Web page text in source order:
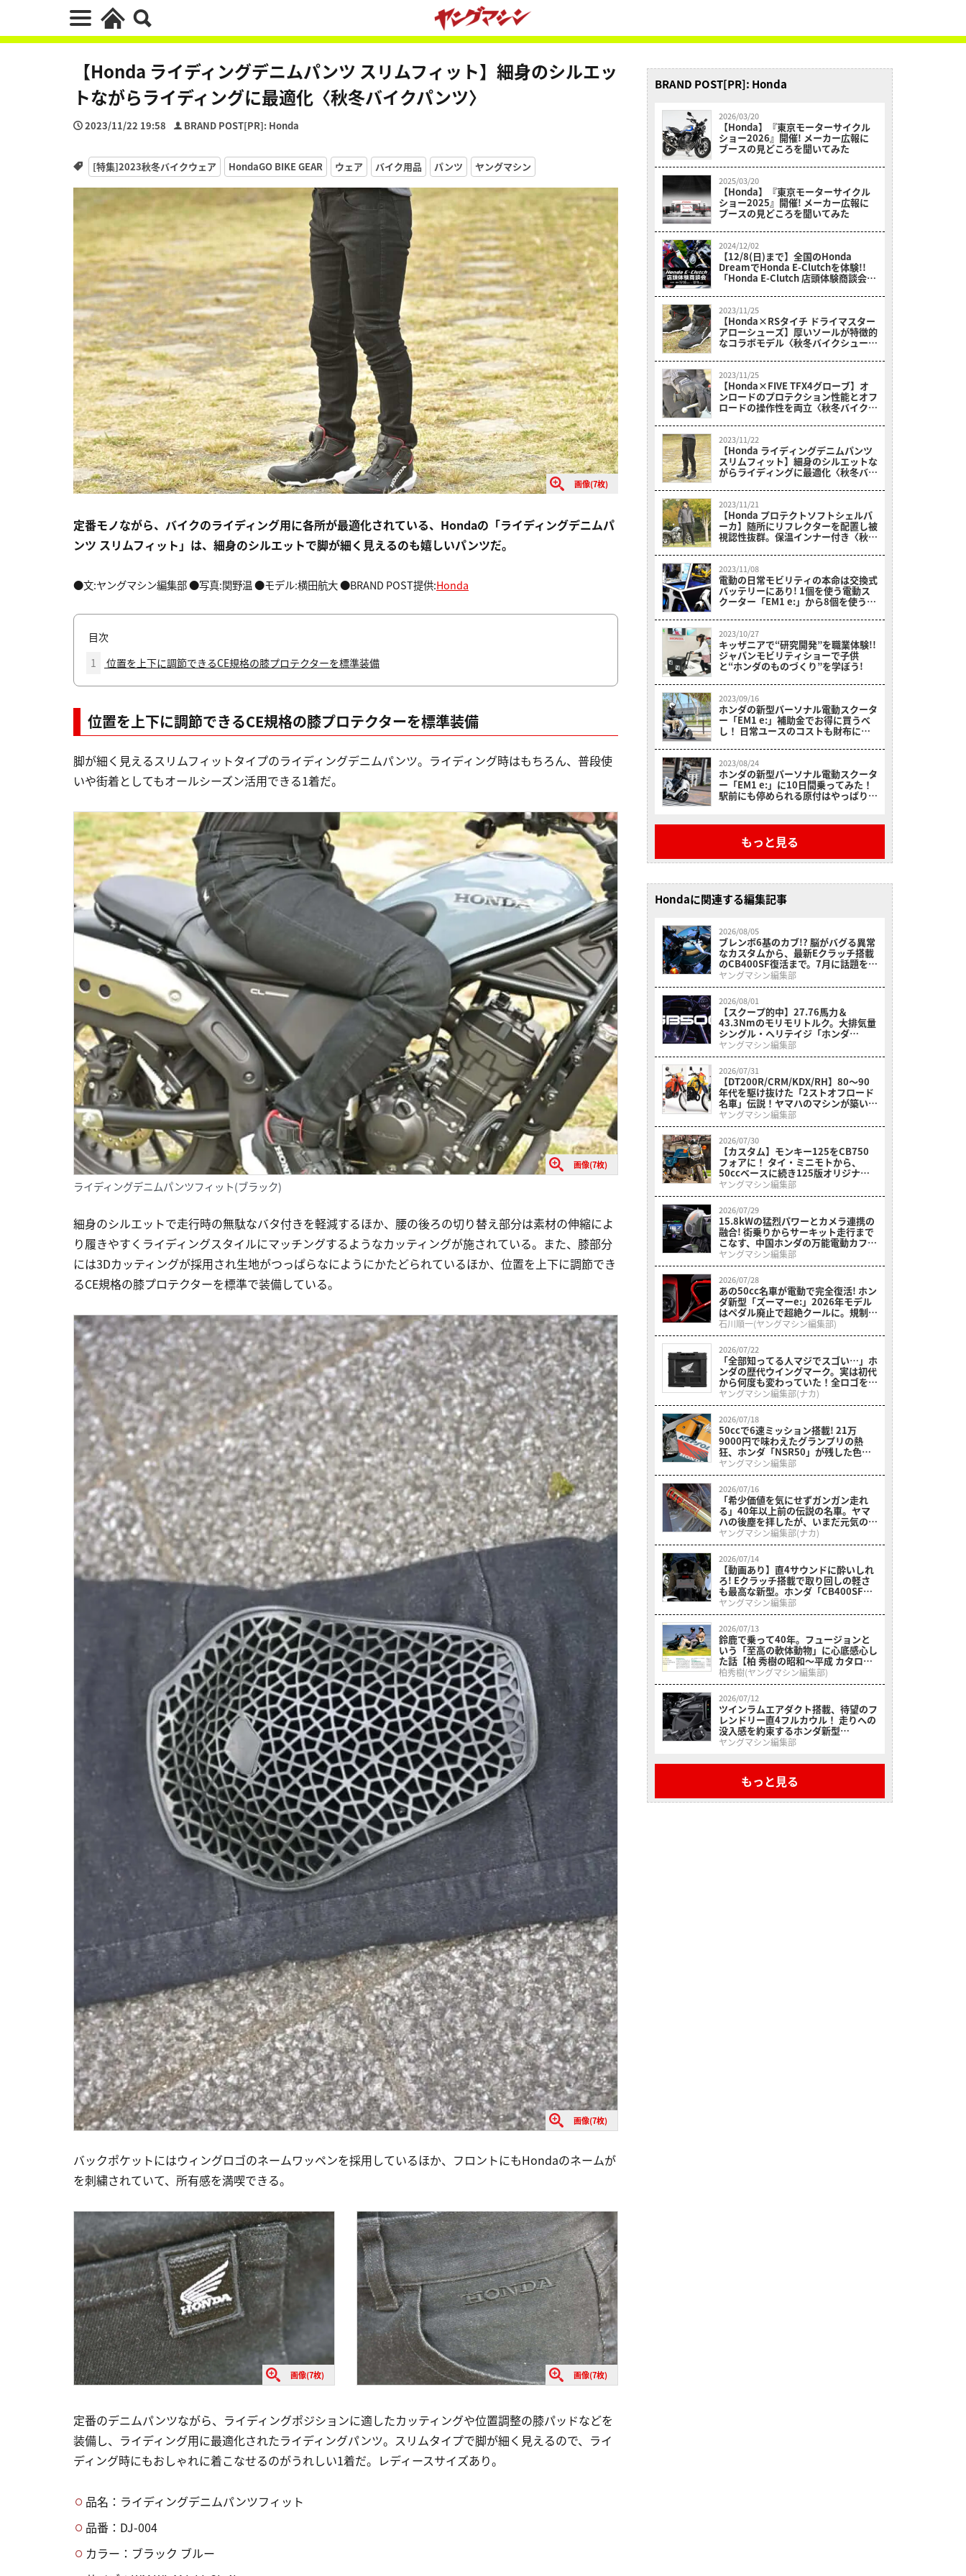
【Honda ライディングデニムパンツ スリムフィット】細身のシルエッ
トながらライディングに最適化〈秋冬バイクパンツ〉
2023/11/22 19:58 BRAND POST[PR]: Honda
[特集]2023秋冬バイクウェア HondaGO BIKE GEAR ウェア バイク用品 パンツ ヤングマシン
画像(7枚)
定番モノながら、バイクのライディング用に各所が最適化されている、Hondaの「ライディングデニムパ
ンツ スリムフィット」は、細身のシルエットで脚が細く見えるのも嬉しいパンツだ。
●文:ヤングマシン編集部 ●写真:関野温 ●モデル:横田航大 ●BRAND POST提供:Honda
目次
1
位置を上下に調節できるCE規格の膝プロテクターを標準装備
位置を上下に調節できるCE規格の膝プロテクターを標準装備
脚が細く見えるスリムフィットタイプのライディングデニムパンツ。ライディング時はもちろん、普段使
いや街着としてもオールシーズン活用できる1着だ。
画像(7枚)
ライディングデニムパンツフィット(ブラック)
細身のシルエットで走行時の無駄なバタ付きを軽減するほか、腰の後ろの切り替え部分は素材の伸縮によ
り履きやすくライディングスタイルにマッチングするようなカッティングが施されている。また、膝部分
には3Dカッティングが採用され生地がつっぱらなにようにかたどられているほか、位置を上下に調節でき
るCE規格の膝プロテクターを標準で装備している。
画像(7枚)
バックポケットにはウィングロゴのネームワッペンを採用しているほか、フロントにもHondaのネームが
を刺繍されていて、所有感を満喫できる。
画像(7枚) 画像(7枚)
定番のデニムパンツながら、ライディングポジションに適したカッティングや位置調整の膝パッドなどを
装備し、ライディング用に最適化されたライディングパンツ。スリムタイプで脚が細く見えるので、ライ
ディング時にもおしゃれに着こなせるのがうれしい1着だ。レディースサイズあり。
品名：ライディングデニムパンツフィット
品番：DJ-004
カラー：ブラック ブルー
BRAND POST[PR]: Honda
2026/03/20
【Honda】『東京モーターサイクル
ショー2026』開催! メーカー広報に
ブースの見どころを聞いてみた
2025/03/20
【Honda】『東京モーターサイクル
ショー2025』開催! メーカー広報に
ブースの見どころを聞いてみた
2024/12/02
【12/8(日)まで】全国のHonda
DreamでHonda E-Clutchを体験!!
「Honda E-Clutch 店頭体験商談会」
2023/11/25
【Honda×RSタイチ ドライマスター
アローシューズ】厚いソールが特徴的
なコラボモデル〈秋冬バイクシュー
2023/11/25
【Honda×FIVE TFX4グローブ】オ
ンロードのプロテクション性能とオフ
ロードの操作性を両立〈秋冬バイクグ
2023/11/22
【Honda ライディングデニムパンツ
スリムフィット】細身のシルエットな
がらライディングに最適化〈秋冬バイ
2023/11/21
【Honda プロテクトソフトシェルパ
ーカ】随所にリフレクターを配置し被
視認性抜群。保温インナー付き〈秋冬
2023/11/08
電動の日常モビリティの本命は交換式
バッテリーにあり! 1個を使う電動ス
クーター「EM1 e:」から8個を使う軽
2023/10/27
キッザニアで“研究開発”を職業体験!!
ジャパンモビリティショーで子供
と“ホンダのものづくり”を学ぼう!
2023/09/16
ホンダの新型パーソナル電動スクータ
ー「EM1 e:」補助金でお得に買うべ
し！ 日常ユースのコストも財布に優
2023/08/24
ホンダの新型パーソナル電動スクータ
ー「EM1 e:」に10日間乗ってみた！
駅前にも停められる原付はやっぱり便
もっと見る
Hondaに関連する編集記事
2026/08/05
ブレンボ6基のカブ!? 脳がバグる異常
なカスタムから、最新Eクラッチ搭載
のCB400SF復活まで。7月に話題を呼
んだホンダ関連ニュースまとめ
ヤングマシン編集部
2026/08/01
【スクープ的中】27.76馬力＆
43.3Nmのモリモリトルク。大排気量
シングル・ヘリテイジ「ホンダ
GB500(CB500)」がインドでついに
アンベール
ヤングマシン編集部
2026/07/31
【DT200R/CRM/KDX/RH】80〜90
年代を駆け抜けた「2ストオフロード
名車」伝説！ヤマハのマシンが築いた
黄金時代とライバルたちの追撃
ヤングマシン編集部
2026/07/30
【カスタム】モンキー125をCB750
フォアに！ タイ・ミニモトから、
50ccベースに続き125版オリジナル
カスタムキットも登場【メディア初公
開】
ヤングマシン編集部
2026/07/29
15.8kWの猛烈パワーとカメラ連携の
融合! 街乗りからサーキット走行まで
こなす、中国ホンダの万能電動カフェ
レーサーが2026年モデルにアップデ
ート【海外】
ヤングマシン編集部
2026/07/28
あの50cc名車が電動で完全復活! ホン
ダ新型「ズーマーe:」2026年モデル
はペダル廃止で超絶クールに。規制緩
和で本来の姿へ【海外】
石川順一(ヤングマシン編集部)
2026/07/22
「全部知ってる人マジでスゴい…」ホ
ンダの歴代ウイングマーク。実は初代
から何度も変わっていた！全ロゴをプ
リントした［折りたたみコンテナボッ
クス ホンダウィングヒストリー］
ヤングマシン編集部(ナカ)
2026/07/18
50ccで6速ミッション搭載! 21万
9000円で味わえたグランプリの熱
狂、ホンダ「NSR50」が残した色褪
せない走り【昭和名車原付一種】
ヤングマシン編集部
2026/07/16
「希少価値を気にせずガンガン走れ
る」40年以上前の伝説の名車。ヤマ
ハの後塵を拝したが、いまだ元気のい
い現役マシン。出来栄えのわりにはお
手頃価格の「ホンダ・RS500R」を紹
介
ヤングマシン編集部(ナカ)
2026/07/14
【動画あり】直4サウンドに酔いしれ
ろ! Eクラッチ搭載で取り回しの軽さ
も最高な新型。ホンダ「CB400SF＆
CBR400RF」の足つきと排気音に迫
る
ヤングマシン編集部
2026/07/13
鈴鹿で乗って40年。フュージョンと
いう「至高の軟体動物」に心底感心し
た話【柏 秀樹の昭和〜平成 カタログ
蔵出しコラム Vol.33】
柏秀樹(ヤングマシン編集部)
2026/07/12
ツインラムエアダクト搭載、待望のフ
レンドリー直4フルカウル！ 走りへの
没入感を約束するホンダ新型
「CBR400Rフォア Eクラッチ」が
ヤングマシン編集部
もっと見る